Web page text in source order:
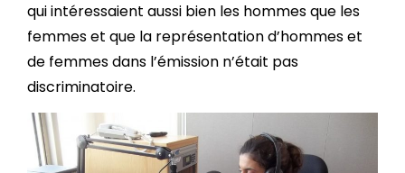
qui intéressaient aussi bien les hommes que les
femmes et que la représentation d’hommes et
de femmes dans l’émission n’était pas
discriminatoire.